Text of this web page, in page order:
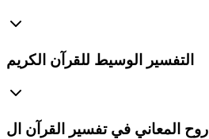
التفسير الوسيط للقرآن الكريم
روح المعاني في تفسير القرآن ال